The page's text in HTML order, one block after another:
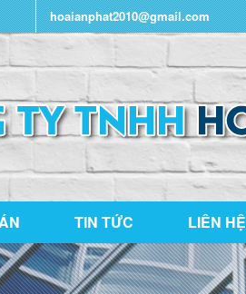
hoaianphat2010@gmail.com
TIN TỨC LIÊN HỆ